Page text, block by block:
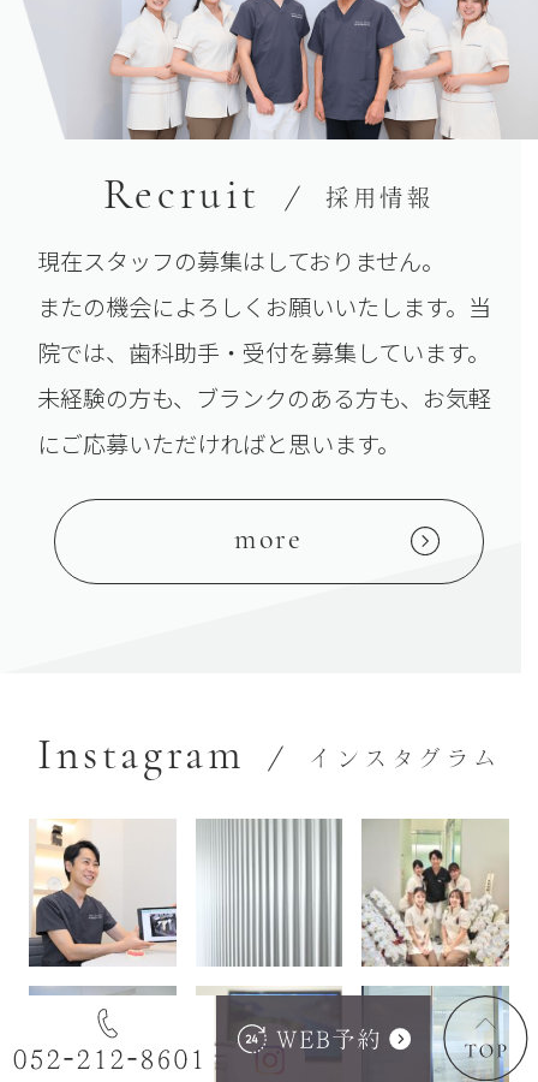
Recruit 採用情報
現在スタッフの募集はしておりません。
またの機会によろしくお願いいたします。当
院では、 歯科助手・受付を募集しています。
未経験の方も、ブランクのある方も、お気軽
にご応募いただければと思います。
more
Instagram インスタグラム